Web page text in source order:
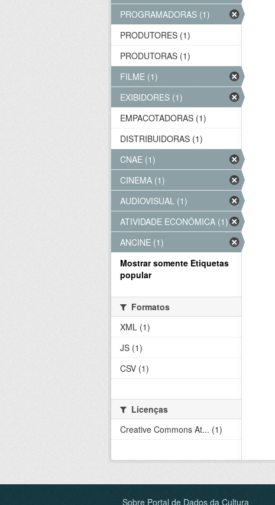
PROGRAMADORAS (1)
PRODUTORES (1)
PRODUTORAS (1)
FILME (1)
EXIBIDORES (1)
EMPACOTADORAS (1)
DISTRIBUIDORAS (1)
CNAE (1)
CINEMA (1)
AUDIOVISUAL (1)
ATIVIDADE ECONÔMICA (1)
ANCINE (1)
Mostrar somente Etiquetas
popular
Formatos
XML (1)
JS (1)
CSV (1)
Licenças
Creative Commons At... (1)
Sobre Portal de Dados da Cultura